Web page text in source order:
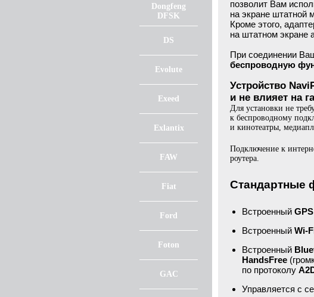
Dongfeng
DFSK
DS
Evolute
Exeed
Exlantix
FAW
Fiat
Ford
Foton
GAC
позволит Вам
на экране штатной
Кроме этого,
на штатном экране
При соединении
беспроводную
Устройство
и не влияет на
Для установки не
к беспроводному
и кинотеатры,
Подключение к
роутера.
Стандартные
Встроенный
Встроенный Wi-
Встроенный
HandsFree
по протоколу
Управляется с